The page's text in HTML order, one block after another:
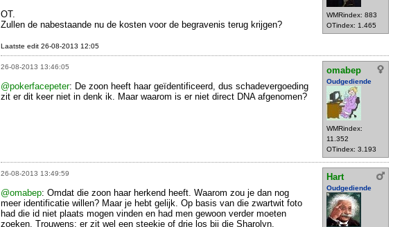
WMRindex: 883
OTindex: 1.465
OT.
Zullen de nabestaande nu de kosten voor de begravenis terug krijgen?
Laatste edit 26-08-2013 12:05
26-08-2013 13:46:05 omabep
Oudgediende
WMRindex:
11.352
OTindex: 3.193
@pokerfacepeter: De zoon heeft haar geïdentificeerd, dus schadevergoeding
zit er dit keer niet in denk ik. Maar waarom is er niet direct DNA afgenomen?
26-08-2013 13:49:59 Hart
Oudgediende
@omabep: Omdat die zoon haar herkend heeft. Waarom zou je dan nog
meer identificatie willen? Maar je hebt gelijk. Op basis van die zwartwit foto
had die id niet plaats mogen vinden en had men gewoon verder moeten
zoeken. Trouwens: er zit wel een steekje of drie los bij die Sharolyn.